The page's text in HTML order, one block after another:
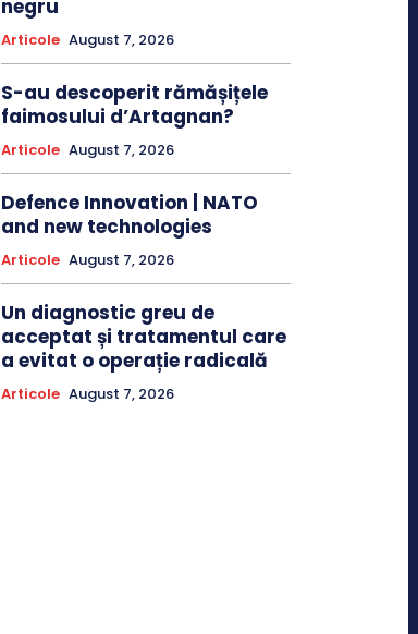
negru
Articole August 7, 2026
S-au descoperit rămășițele
faimosului d’Artagnan?
Articole August 7, 2026
Defence Innovation | NATO
and new technologies
Articole August 7, 2026
Un diagnostic greu de
acceptat și tratamentul care
a evitat o operație radicală
Articole August 7, 2026